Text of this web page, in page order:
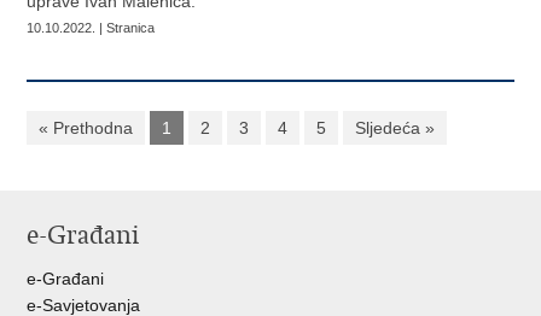
10.10.2022. | Stranica
« Prethodna 1 2 3 4 5 Sljedeća »
e-Građani
e-Građani
e-Savjetovanja